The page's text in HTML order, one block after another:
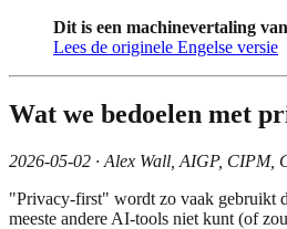
Dit is een machinevertaling
Lees de originele Engelse versie
Wat we bedoelen met
2026-05-02 · Alex Wall, AIGP, CIPM,
"Privacy-first" wordt zo vaak gebruikt
meeste andere AI-tools niet kunt (of